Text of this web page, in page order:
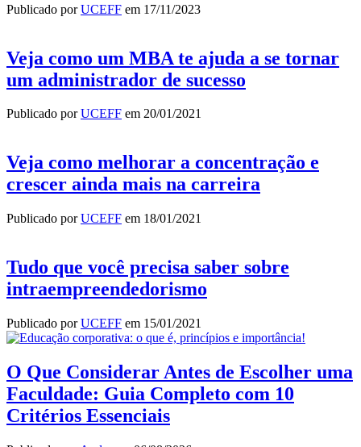
Publicado porUCEFF em 17/11/2023
Veja como um MBA te ajuda a se tornar
um administrador de sucesso
Publicado porUCEFF em 20/01/2021
Veja como melhorar a concentração e
crescer ainda mais na carreira
Publicado porUCEFF em 18/01/2021
Tudo que você precisa saber sobre
intraempreendedorismo
Publicado porUCEFF em 15/01/2021
O Que Considerar Antes de Escolher uma
Faculdade: Guia Completo com 10
Critérios Essenciais